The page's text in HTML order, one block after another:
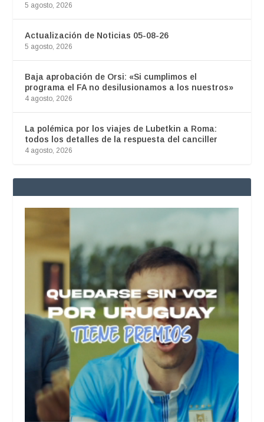
5 agosto, 2026
Actualización de Noticias 05-08-26
5 agosto, 2026
Baja aprobación de Orsi: «Si cumplimos el
programa el FA no desilusionamos a los nuestros»
4 agosto, 2026
La polémica por los viajes de Lubetkin a Roma:
todos los detalles de la respuesta del canciller
4 agosto, 2026